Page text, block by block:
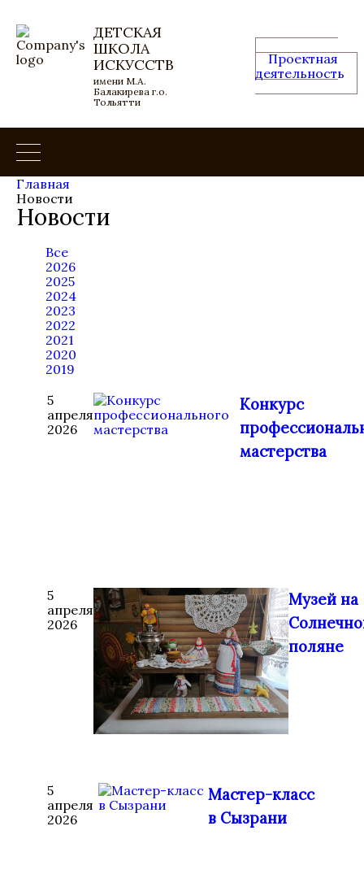
ДЕТСКАЯ
ШКОЛА
ИСКУССТВ
имени М.А.
Балакирева г.о.
Тольятти
Проектная
деятельность
Главная
Новости
Новости
Все
2026
2025
2024
2023
2022
2021
2020
2019
5
апреля
2026
Конкурс
мастерства
5
апреля
2026
Музей на
поляне
5
апреля
2026
Мастер-класс
в Сызрани